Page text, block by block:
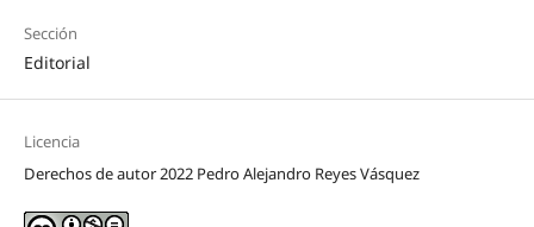
Sección
Editorial
Licencia
Derechos de autor 2022 Pedro Alejandro Reyes Vásquez